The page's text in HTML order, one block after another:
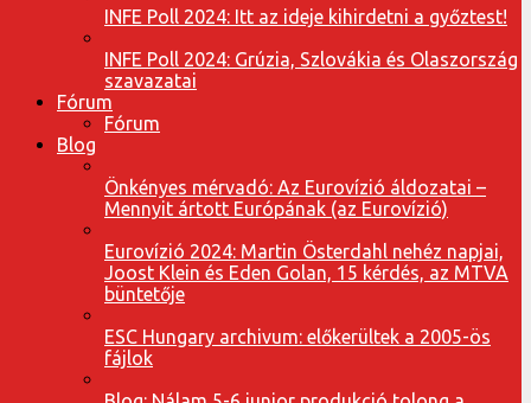
INFE Poll 2024: Itt az ideje kihirdetni a győztest!
INFE Poll 2024: Grúzia, Szlovákia és Olaszország
szavazatai
Fórum
Fórum
Blog
Önkényes mérvadó: Az Eurovízió áldozatai –
Mennyit ártott Európának (az Eurovízió)
Eurovízió 2024: Martin Österdahl nehéz napjai,
Joost Klein és Eden Golan, 15 kérdés, az MTVA
büntetője
ESC Hungary archivum: előkerültek a 2005-ös
fájlok